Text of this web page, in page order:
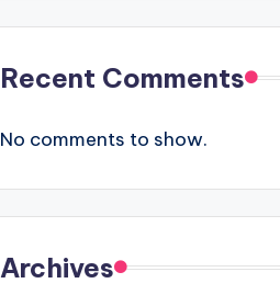
Recent Comments
No comments to show.
Archives